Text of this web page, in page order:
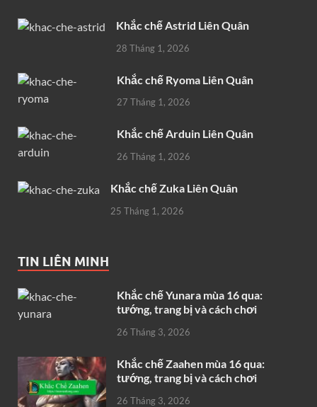
Khắc chế Astrid Liên Quân
28 Tháng 1, 2026
Khắc chế Ryoma Liên Quân
27 Tháng 1, 2026
Khắc chế Arduin Liên Quân
26 Tháng 1, 2026
Khắc chế Zuka Liên Quân
25 Tháng 1, 2026
TIN LIÊN MINH
Khắc chế Yunara mùa 16 qua:
tướng, trang bị và cách chơi
26 Tháng 3, 2026
Khắc chế Zaahen mùa 16 qua:
tướng, trang bị và cách chơi
26 Tháng 3, 2026